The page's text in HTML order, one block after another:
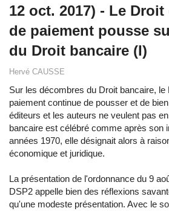
12 oct. 2017) - Le
de paiement pousse
du Droit bancaire (I)
Hervé CAUSSE
Sur les décombres du Droit bancaire,
paiement continue de pousser et de
éditeurs et les auteurs ne veulent pas
bancaire est célébré comme après son
années 1970, elle désignait alors à
économique et juridique.
La présentation de l'ordonnance du 9
DSP2 appelle bien des réflexions
qu'une modeste présentation. Avec le